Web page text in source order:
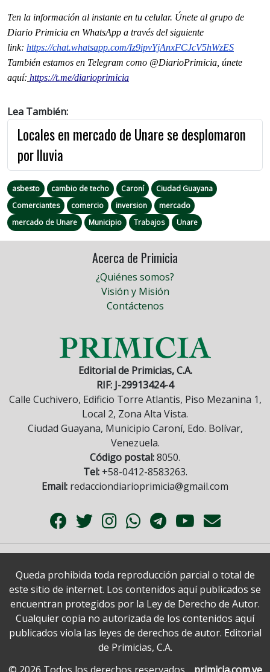
Ten la información al instante en tu celular. Únete al grupo de
Diario Primicia en WhatsApp a través del siguiente
link: https://chat.whatsapp.com/Iz9ipvYjAnxFCJcV5hWzES
También estamos en Telegram como @DiarioPrimicia, únete
aquí: https://t.me/diarioprimicia
Lea También:
Locales en mercado de Unare se desplomaron
por lluvia
asbesto cambio de techo Caroní
Ciudad Guayana
Comerciantes
comercio inversion
mercado
mercado de Unare
Municipio Trabajos Unare
Acerca de Primicia
¿Quiénes somos?
Visión y Misión
Contáctenos
Editorial de Primicias, C.A.
RIF: J-29913424-4
Calle Cuchivero, Edificio Torre Atlantis, Piso Mezanina 1,
Local 2, Zona Alta Vista.
Ciudad Guayana, Municipio Caroní, Edo. Bolívar,
Venezuela.
Código postal:8050.
Tel:+58-0412-8583263.
Email: redacciondiarioprimicia@gmail.com
Queda prohibida toda reproducción parcial o total de
este sitio de internet. Los contenidos aquí publicados se
encuentran protegidos por la Ley de Derecho de Autor.
Cualquier copia no autorizada de los contenidos aquí
publicados viola las leyes de derechos de autor. Editorial
de Primicias, C.A.